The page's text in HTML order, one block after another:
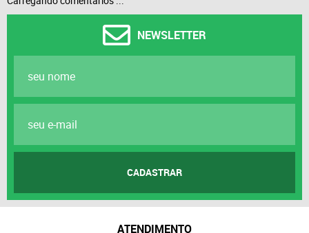
NEWSLETTER
CADASTRAR
ATENDIMENTO